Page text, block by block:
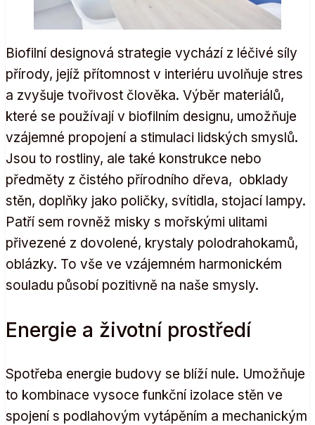
Biofilní designová strategie vychází z léčivé síly
přírody, jejíž přítomnost v interiéru uvolňuje stres
a zvyšuje tvořivost člověka. Výběr materiálů,
které se používají v biofilním designu, umožňuje
vzájemné propojení a stimulaci lidských smyslů.
Jsou to rostliny, ale také konstrukce nebo
předměty z čistého přírodního dřeva, obklady
stěn, doplňky jako poličky, svítidla, stojací lampy.
Patří sem rovněž misky s mořskými ulitami
přivezené z dovolené, krystaly polodrahokamů,
oblázky. To vše ve vzájemném harmonickém
souladu působí pozitivně na naše smysly.
Energie a životní prostředí
Spotřeba energie budovy se blíží nule. Umožňuje
to kombinace vysoce funkční izolace stěn ve
spojení s podlahovým vytápěním a mechanickým